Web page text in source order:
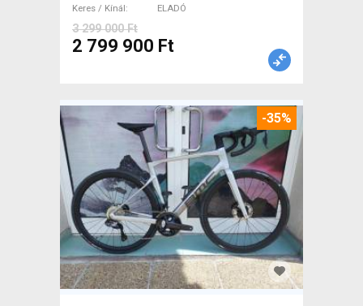
Keres / Kínál
ELADÓ
3 299 000 Ft
2 799 900 Ft
-35%